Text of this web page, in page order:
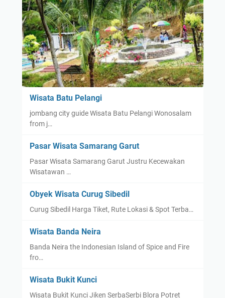
Wisata Batu Pelangi
jombang city guide Wisata Batu Pelangi Wonosalam
from j…
Pasar Wisata Samarang Garut
Pasar Wisata Samarang Garut Justru Kecewakan
Wisatawan …
Obyek Wisata Curug Sibedil
Curug Sibedil Harga Tiket, Rute Lokasi & Spot Terba…
Wisata Banda Neira
Banda Neira the Indonesian Island of Spice and Fire
fro…
Wisata Bukit Kunci
Wisata Bukit Kunci Jiken SerbaSerbi Blora Potret